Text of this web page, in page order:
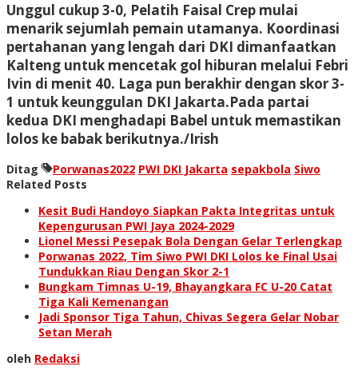
Unggul cukup 3-0, Pelatih Faisal Crep mulai
menarik sejumlah pemain utamanya. Koordinasi
pertahanan yang lengah dari DKI dimanfaatkan
Kalteng untuk mencetak gol hiburan melalui Febri
Ivin di menit 40. Laga pun berakhir dengan skor 3-
1 untuk keunggulan DKI Jakarta.Pada partai
kedua DKI menghadapi Babel untuk memastikan
lolos ke babak berikutnya./Irish
Ditag Porwanas2022 PWI DKI Jakarta sepakbola Siwo
Related Posts
Kesit Budi Handoyo Siapkan Pakta Integritas untuk
Kepengurusan PWI Jaya 2024-2029
Lionel Messi Pesepak Bola Dengan Gelar Terlengkap
Porwanas 2022, Tim Siwo PWI DKI Lolos ke Final Usai
Tundukkan Riau Dengan Skor 2-1
Bungkam Timnas U-19, Bhayangkara FC U-20 Catat
Tiga Kali Kemenangan
Jadi Sponsor Tiga Tahun, Chivas Segera Gelar Nobar
Setan Merah
oleh Redaksi